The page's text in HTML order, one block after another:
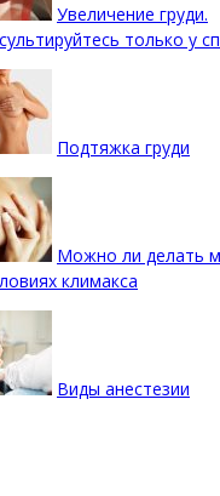
Увеличение груди.
только у
Подтяжка груди
Можно ли делать
климакса
Виды анестезии